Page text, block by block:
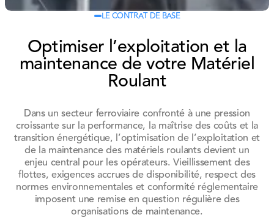
LE CONTRAT DE BASE
Optimiser l’exploitation et la
maintenance de votre Matériel
Roulant
Dans un secteur ferroviaire confronté à une pression
croissante sur la performance, la maîtrise des coûts et la
transition énergétique, l’optimisation de l’exploitation et
de la maintenance des matériels roulants devient un
enjeu central pour les opérateurs. Vieillissement des
flottes, exigences accrues de disponibilité, respect des
normes environnementales et conformité réglementaire
imposent une remise en question régulière des
organisations de maintenance.